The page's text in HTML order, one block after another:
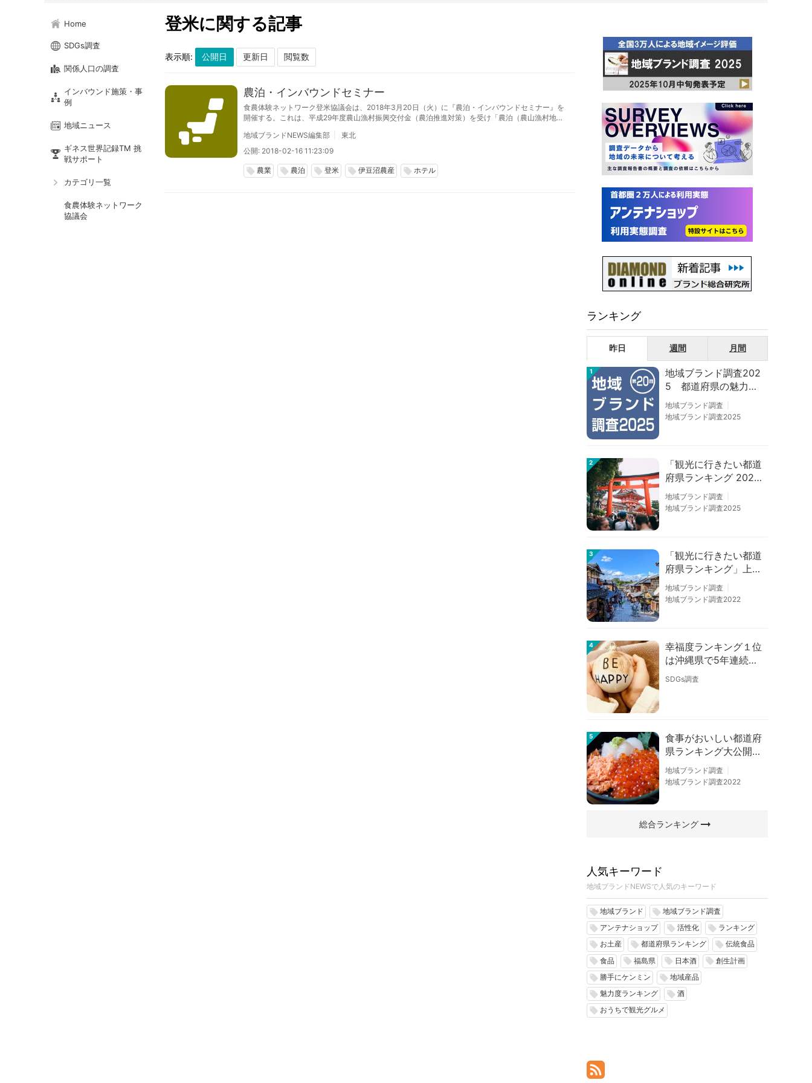
Home
SDGs調査
関係人口の調査
インバウンド施策・事
例
地域ニュース
ギネス世界記録TM 挑
戦サポート
カテゴリ一覧
食農体験ネットワーク
協議会
登米に関する記事
表示順:
農泊・インバウンドセミナー
食農体験ネットワーク登米協議会は、2018年3月20日（火）に『農泊・インバウンドセミナー』を
開催する。これは、平成29年度農山漁村振興交付金（農泊推進対策）を受け「農泊（農山漁村地域
のナマの声を聞き、登米市地域内の農泊のおける意識醸成を図る。
地域ブランドNEWS編集部
東北
公開: 2018-02-16 11:23:09
local_offer 農業 local_offer 農泊 local_offer 登米 local_offer 伊豆沼農産 local_offer ホテル
ランキング
昨日 週間 月間
1
地域ブランド調査202
5 都道府県の魅力度
等調査結果
地域ブランド調査
地域ブランド調査2025
2
「観光に行きたい都道
府県ランキング 202
6」京都は低下、神奈
川上昇
地域ブランド調査
地域ブランド調査2025
3
「観光に行きたい都道
府県ランキング」上位
の順位に変動あり
地域ブランド調査
地域ブランド調査2022
4
幸福度ランキング１位
は沖縄県で5年連続！
佐賀、愛知が順位上昇
【幸福度調査2026】
SDGs調査
5
食事がおいしい都道府
県ランキング大公開！
１位は北海道、３位は
大阪府、２位は〇〇
地域ブランド調査
地域ブランド調査2022
総合ランキングarrow_right_alt
人気キーワード
地域ブランドNEWSで人気のキーワード
local_offer 地域ブランド local_offer 地域ブランド調査
local_offer アンテナショップ local_offer 活性化 local_offer ランキング
local_offer お土産 local_offer 都道府県ランキング local_offer 伝統食品
local_offer 食品 local_offer 福島県 local_offer 日本酒 local_offer 創生計画
local_offer 勝手にケンミン local_offer 地域産品
local_offer 魅力度ランキング local_offer 酒
local_offer おうちで観光グルメ